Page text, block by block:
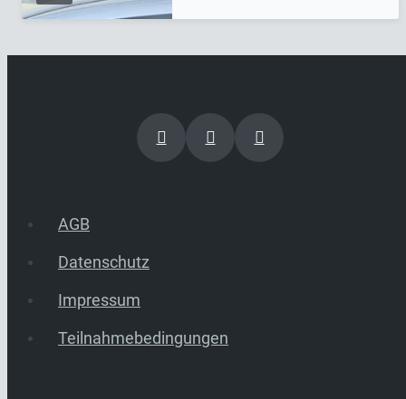
AGB
Datenschutz
Impressum
Teilnahmebedingungen